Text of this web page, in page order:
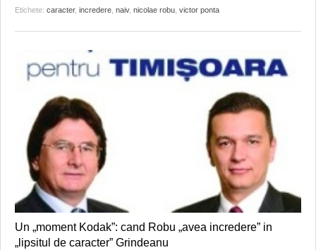
SFATURI JURIDICE
Etichete: caracter, incredere, naiv, nicolae robu, victor ponta
Un „moment Kodak”: cand Robu „avea incredere” in
„lipsitul de caracter” Grindeanu